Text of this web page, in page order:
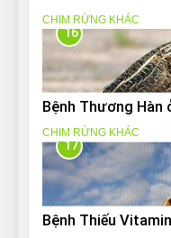
CHIM RỪNG KHÁC
16
Bệnh Thương Hàn
CHIM RỪNG KHÁC
17
Bệnh Thiếu